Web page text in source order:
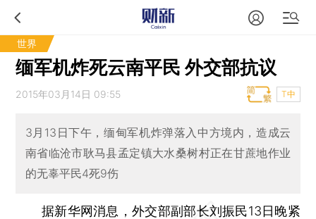
世界
缅军机炸死云南平民 外交部抗议
2015年03月14日 09:55 T中
3月13日下午，缅甸军机炸弹落入中方境内，造成云
南省临沧市耿马县孟定镇大水桑树村正在甘蔗地作业
的无辜平民4死9伤
据新华网消息，外交部副部长刘振民13日晚紧